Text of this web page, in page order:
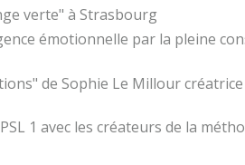
verte" à Strasbourg
émotionnelle par la pleine
de Sophie Le Millour créatrice
1 avec les créateurs de la